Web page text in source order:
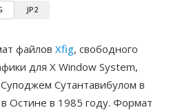
JP2
файлов Xfig, свободного
для X Window System,
Сутантавибулом в
Остине в 1985 году. Формат